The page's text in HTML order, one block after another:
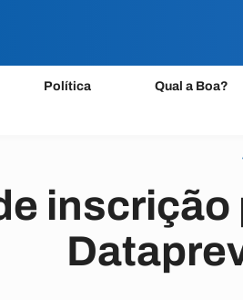
Política Qual a Boa?
inscrição